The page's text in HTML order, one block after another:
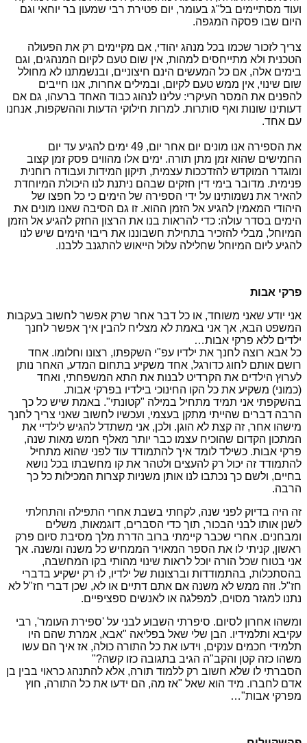
ועוד מסתיימים בל"ג בעומר, יום פטירת רבי שמעון בר יוחאי וגם
היום שבו פסקה המגפה.
צריך לזכור שכמו בכל מנהג יהודי, אם מקיימים רק את הפעולה
הטכנית ולא מתייחסים למהות, אין שום טעם לקיום המנהגים, וגם
בימים אלה, אם כל המעשים הינם חיצוניים, ובנשמתנו לא מחולל
שום שינוי, אין ממש טעם לקיום, ובמילים אחרות, אנו חייבים
להפנים את המסר העיקרי: עלינו לנהוג כבוד האחד ברעהו, גם אם
דעותינו שונות ואף סותרות. למרות חילוקי הדעות וההשקפות, אנחנו
עם אחד.
את הספירה אנו מונים יום אחר יום, 49 ימים להגיע עד יום
החמישים שהוא זמן מתן תורה. ימים אלו מהווים פסק זמן קצוב
ומוגדר המוקדש להזדככות עצמית, תיקון המידות ועבודה רוחנית
פנימית. מדובר בימי דין חזקים שבהם ניתנת לנו היכולת המיוחדת
להאיר את נשמותינו על ידי הספירה של הימים כי כל חפצו של
היהודי המאמין להגיע אל הזמן ההוא. זו גם הסיבה שאנו מונים את
הימים בסדר עולה: כדי להראות בנו את הרצון החזק להגיע אל הזמן
המיוחל, מבלי להזכיר בתחילת חשבוננו את ריבוי הימים שיש לנו
להגיע ליום המיוחל שחלילה עלול הייאוש להתגנב ללבנו.
פרקי אבות
אני יודע שאני משוחד, או כל דבר אחר שרק אפשר לחשוב בעקבות
המשפט הבא, אך אני באמת לא מצליח להבין איך אפשר לחנך
ילדים ללא פרקי אבות…
כל אבא רוצה לחנך את ילדיו עפ"י השקפתו, רצונו וחלומו. אחד
רושם אותם לחוג כדורגל, אחד משקיע בתחום המדע, האחר נותן
לערוץ הילדים את הקרדיט לבנות את התא המשפחתי, ואחד
(כמוני) משקיע את כל הקו החינוכי בילדיו בפרקי אבות.
בהשקפתי אני תמיד מתחיל במילה "קטונתי". באמת שיש כל כך
הרבה דברים שהייתי מתקן בעצמי, ועכשיו לחשוב שאני צריך לחנך
מישהו אחר, זה קצת לא הוגן. ולכן, אני משתדל להגיש לילדיי את
המתכון הקדום שהוכיח עצמו כבר יותר מאלף חמש מאות שנה,
פרקי אבות. כשילד לומד איך להתמודד עוד לפני שהוא מתחיל
להתמודד זה יכול רק להעצים ולטהר את קו מחשבתו בכל נושא
בחיים, ולשם כך נכתבו לנו אותן משניות קצרות המכילות כל כך
הרבה.
זה היה בדיוק לפני שנה, לקחתי בשבת אחרי התפילה והתחלתי
לשנן אותו לבני הבכור, תוך כדי הסברים, דוגמאות, משלים
ומבחנים. אחרי שכבר קיימתי ברוב הדרת מלך מסיבת סיום פרק
ראשון, קניתי לו את הספר המאויר הממחיש כל משנה ומשנה. אך
אני בטוח שכל הורה יוכל לראות שינוי מהותי בקו המחשבה,
בהסתכלות, בהתמודדות וברצונות של ילדיו, לוּ רק ישקיע בדברי
חז"ל. וזה ממש לא משנה אם אתם דתיים או לא, שכן דברי חז"ל לא
נתנו למגזר מסוים, למפלגה או לאנשים ספציפיים.
ומשהו אחרון לסיום. סיפרתי השבוע לבני על 'ספירת העומר', רבי
עקיבא ותלמידיו. הבן שלי שאל בפליאה "אבא, אמרת שהם היו
תלמידי חכמים ענקים, וידעו את כל התורה כולה, אז איך הם עשו
משהו כזה קטן והקב"ה הגיב בתגובה כזו קשה?"
הסברתי לו שלא חשוב רק ללמוד תורה, אלא להתנהג כראוי בבין בן
אדם לחברו. מיד הוא שאל "אז מה, הם ידעו את כל התורה, חוץ
מפרקי אבות"…